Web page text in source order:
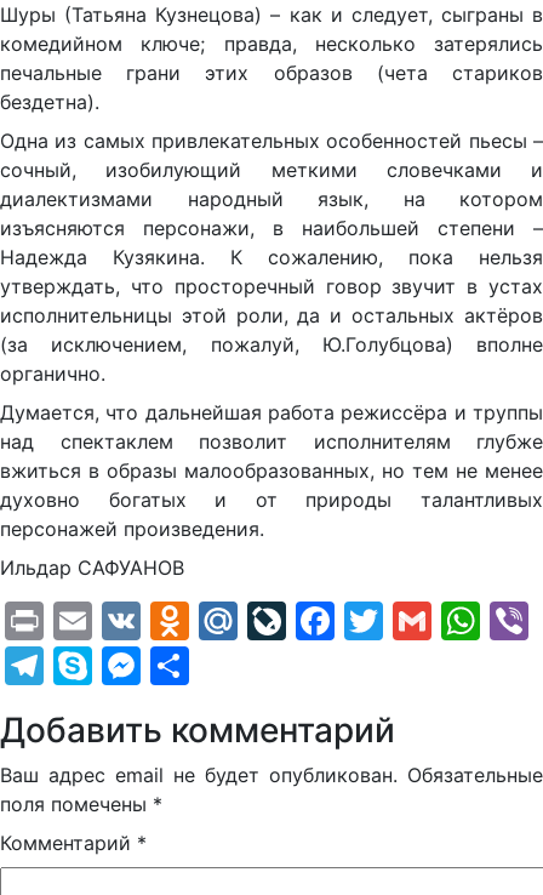
Шуры (Татьяна Кузнецова) – как и следует, сыграны в
комедийном ключе; правда, несколько затерялись
печальные грани этих образов (чета стариков
бездетна).
Одна из самых привлекательных особенностей пьесы –
сочный, изобилующий меткими словечками и
диалектизмами народный язык, на котором
изъясняются персонажи, в наибольшей степени –
Надежда Кузякина. К сожалению, пока нельзя
утверждать, что просторечный говор звучит в устах
исполнительницы этой роли, да и остальных актёров
(за исключением, пожалуй, Ю.Голубцова) вполне
органично.
Думается, что дальнейшая работа режиссёра и труппы
над спектаклем позволит исполнителям глубже
вжиться в образы малообразованных, но тем не менее
духовно богатых и от природы талантливых
персонажей произведения.
Ильдар САФУАНОВ
PrintEmail
VK Odnoklassniki
Mail.Ru
LiveJournal
Facebook
Twitter
Gmail
Telegram
SkypeMessenger
Добавить комментарий
Ваш адрес email не будет опубликован. Обязательные
поля помечены *
Комментарий *